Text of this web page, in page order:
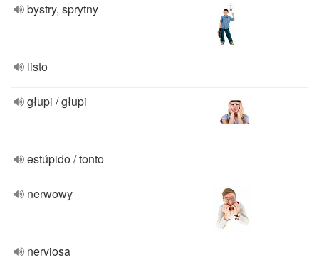
bystry, sprytny
listo
głupi / głupi
estúpido / tonto
nerwowy
nerviosa